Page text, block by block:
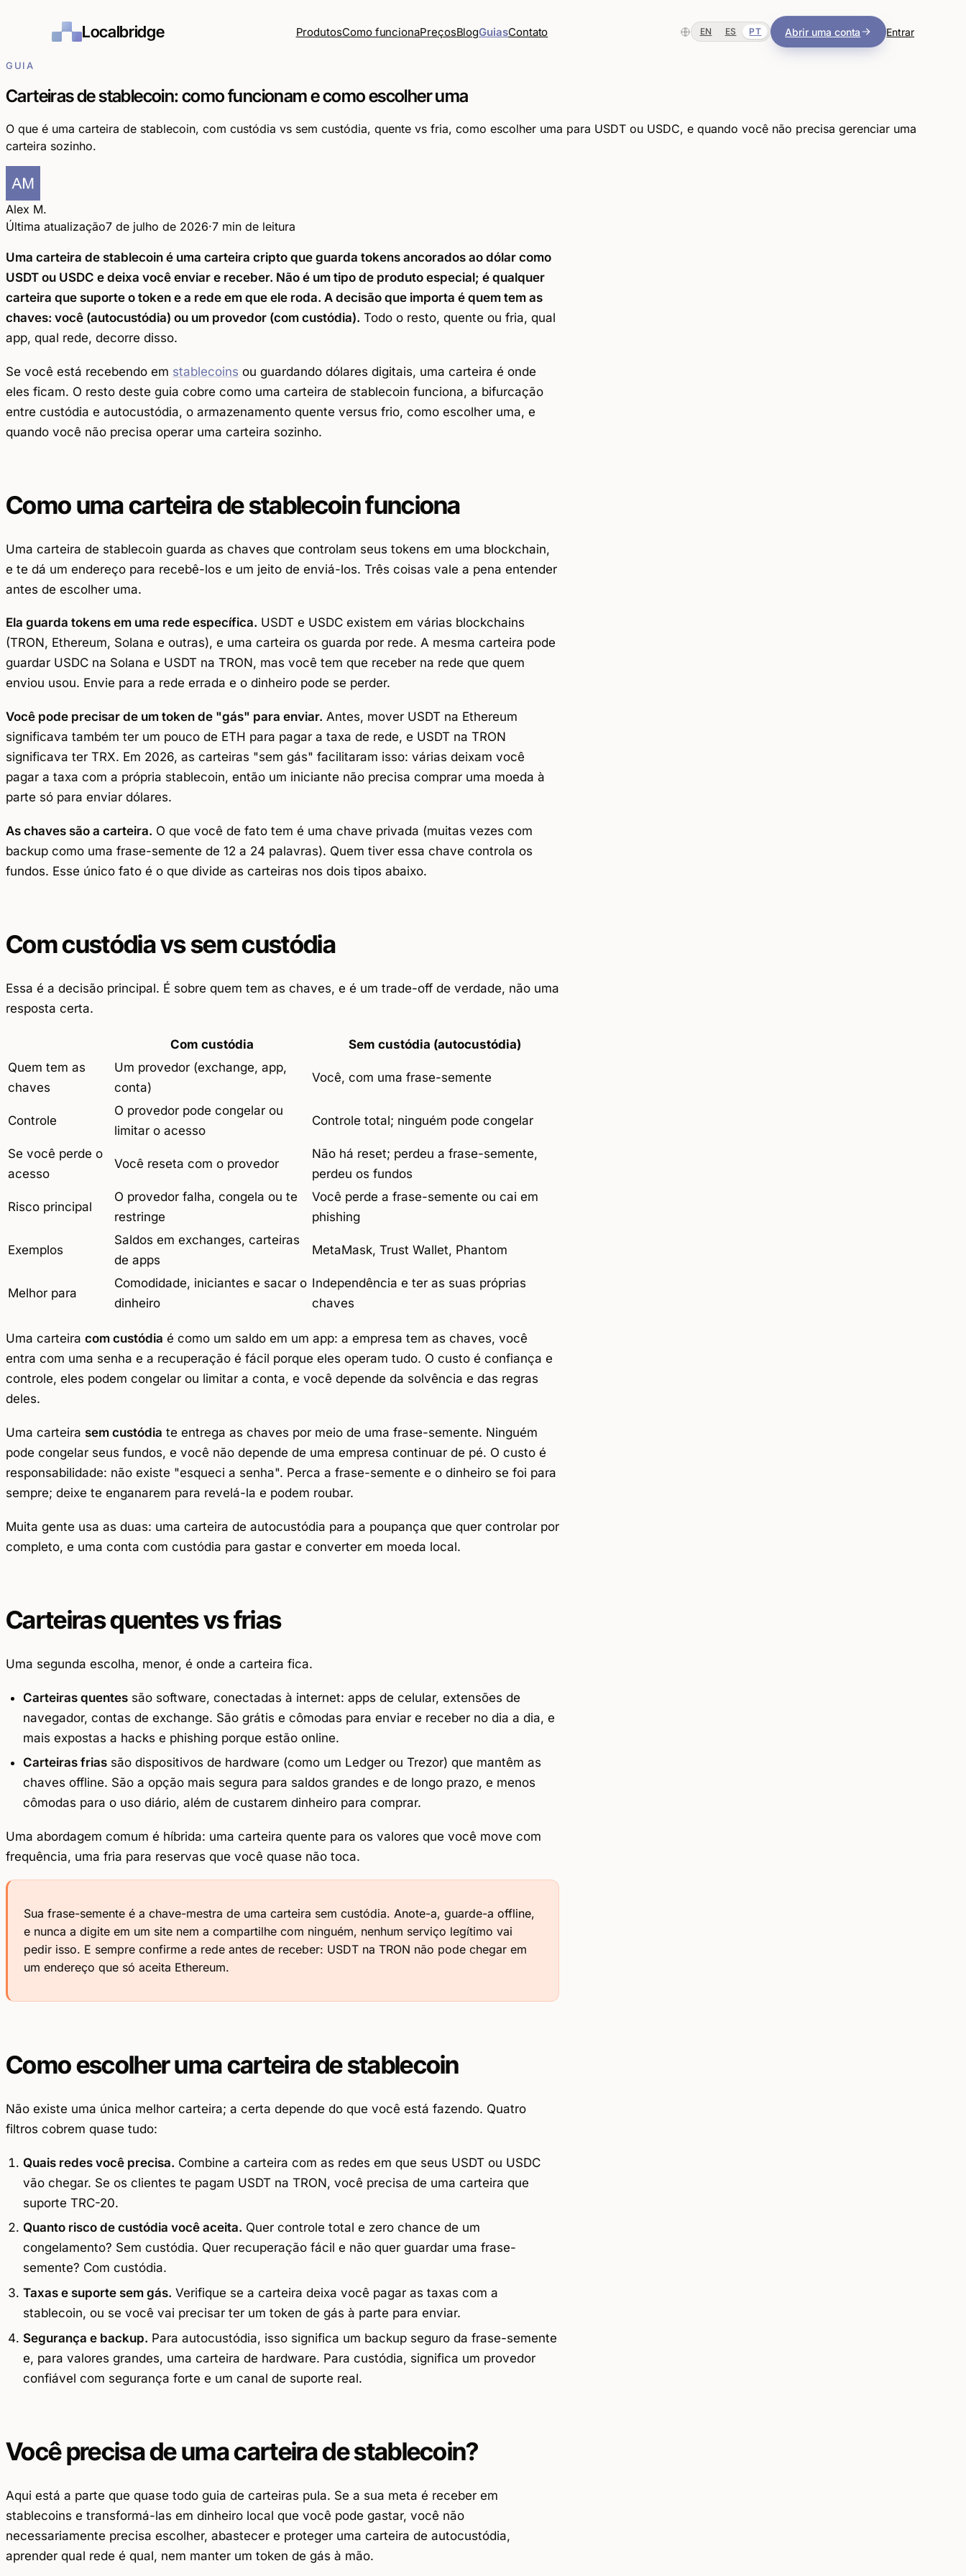
Localbridge ProdutosComo funcionaPreçosBlogGuiasContato EN ES PT Abrir uma conta Entrar
GUIA
Carteiras de stablecoin: como funcionam e como escolher uma
O que é uma carteira de stablecoin, com custódia vs sem custódia, quente vs fria, como escolher uma para USDT ou USDC, e quando você não precisa gerenciar uma
carteira sozinho.
Alex M.
Última atualização7 de julho de 2026·7 min de leitura
Uma carteira de stablecoin é uma carteira cripto que guarda tokens ancorados ao dólar como
USDT ou USDC e deixa você enviar e receber. Não é um tipo de produto especial; é qualquer
carteira que suporte o token e a rede em que ele roda. A decisão que importa é quem tem as
chaves: você (autocustódia) ou um provedor (com custódia). Todo o resto, quente ou fria, qual
app, qual rede, decorre disso.
Se você está recebendo em stablecoins ou guardando dólares digitais, uma carteira é onde
eles ficam. O resto deste guia cobre como uma carteira de stablecoin funciona, a bifurcação
entre custódia e autocustódia, o armazenamento quente versus frio, como escolher uma, e
quando você não precisa operar uma carteira sozinho.
Como uma carteira de stablecoin funciona
Uma carteira de stablecoin guarda as chaves que controlam seus tokens em uma blockchain,
e te dá um endereço para recebê-los e um jeito de enviá-los. Três coisas vale a pena entender
antes de escolher uma.
Ela guarda tokens em uma rede específica. USDT e USDC existem em várias blockchains
(TRON, Ethereum, Solana e outras), e uma carteira os guarda por rede. A mesma carteira pode
guardar USDC na Solana e USDT na TRON, mas você tem que receber na rede que quem
enviou usou. Envie para a rede errada e o dinheiro pode se perder.
Você pode precisar de um token de "gás" para enviar. Antes, mover USDT na Ethereum
significava também ter um pouco de ETH para pagar a taxa de rede, e USDT na TRON
significava ter TRX. Em 2026, as carteiras "sem gás" facilitaram isso: várias deixam você
pagar a taxa com a própria stablecoin, então um iniciante não precisa comprar uma moeda à
parte só para enviar dólares.
As chaves são a carteira. O que você de fato tem é uma chave privada (muitas vezes com
backup como uma frase-semente de 12 a 24 palavras). Quem tiver essa chave controla os
fundos. Esse único fato é o que divide as carteiras nos dois tipos abaixo.
Com custódia vs sem custódia
Essa é a decisão principal. É sobre quem tem as chaves, e é um trade-off de verdade, não uma
resposta certa.
Com custódia
Sem custódia (autocustódia)
Quem tem as
chaves
Um provedor (exchange, app,
conta)
Você, com uma frase-semente
Controle
O provedor pode congelar ou
limitar o acesso
Controle total; ninguém pode congelar
Se você perde o
acesso
Você reseta com o provedor
Não há reset; perdeu a frase-semente,
perdeu os fundos
Risco principal
O provedor falha, congela ou te
restringe
Você perde a frase-semente ou cai em
phishing
Exemplos
Saldos em exchanges, carteiras
de apps
MetaMask, Trust Wallet, Phantom
Melhor para
Comodidade, iniciantes e sacar o
dinheiro
Independência e ter as suas próprias
chaves
Uma carteira com custódia é como um saldo em um app: a empresa tem as chaves, você
entra com uma senha e a recuperação é fácil porque eles operam tudo. O custo é confiança e
controle, eles podem congelar ou limitar a conta, e você depende da solvência e das regras
deles.
Uma carteira sem custódia te entrega as chaves por meio de uma frase-semente. Ninguém
pode congelar seus fundos, e você não depende de uma empresa continuar de pé. O custo é
responsabilidade: não existe "esqueci a senha". Perca a frase-semente e o dinheiro se foi para
sempre; deixe te enganarem para revelá-la e podem roubar.
Muita gente usa as duas: uma carteira de autocustódia para a poupança que quer controlar por
completo, e uma conta com custódia para gastar e converter em moeda local.
Carteiras quentes vs frias
Uma segunda escolha, menor, é onde a carteira fica.
Carteiras quentessão software, conectadas à internet: apps de celular, extensões de
navegador, contas de exchange. São grátis e cômodas para enviar e receber no dia a dia, e
mais expostas a hacks e phishing porque estão online.
Carteiras friassão dispositivos de hardware (como um Ledger ou Trezor) que mantêm as
chaves offline. São a opção mais segura para saldos grandes e de longo prazo, e menos
cômodas para o uso diário, além de custarem dinheiro para comprar.
Uma abordagem comum é híbrida: uma carteira quente para os valores que você move com
frequência, uma fria para reservas que você quase não toca.
Sua frase-semente é a chave-mestra de uma carteira sem custódia. Anote-a, guarde-a offline,
e nunca a digite em um site nem a compartilhe com ninguém, nenhum serviço legítimo vai
pedir isso. E sempre confirme a rede antes de receber: USDT na TRON não pode chegar em
um endereço que só aceita Ethereum.
Como escolher uma carteira de stablecoin
Não existe uma única melhor carteira; a certa depende do que você está fazendo. Quatro
filtros cobrem quase tudo:
Quais redes você precisa. Combine a carteira com as redes em que seus USDT ou USDC
vão chegar. Se os clientes te pagam USDT na TRON, você precisa de uma carteira que
suporte TRC-20.
Quanto risco de custódia você aceita. Quer controle total e zero chance de um
congelamento? Sem custódia. Quer recuperação fácil e não quer guardar uma frase-
semente? Com custódia.
Taxas e suporte sem gás. Verifique se a carteira deixa você pagar as taxas com a
stablecoin, ou se você vai precisar ter um token de gás à parte para enviar.
Segurança e backup. Para autocustódia, isso significa um backup seguro da frase-semente
e, para valores grandes, uma carteira de hardware. Para custódia, significa um provedor
confiável com segurança forte e um canal de suporte real.
Você precisa de uma carteira de stablecoin?
Aqui está a parte que quase todo guia de carteiras pula. Se a sua meta é receber em
stablecoins e transformá-las em dinheiro local que você pode gastar, você não
necessariamente precisa escolher, abastecer e proteger uma carteira de autocustódia,
aprender qual rede é qual, nem manter um token de gás à mão.